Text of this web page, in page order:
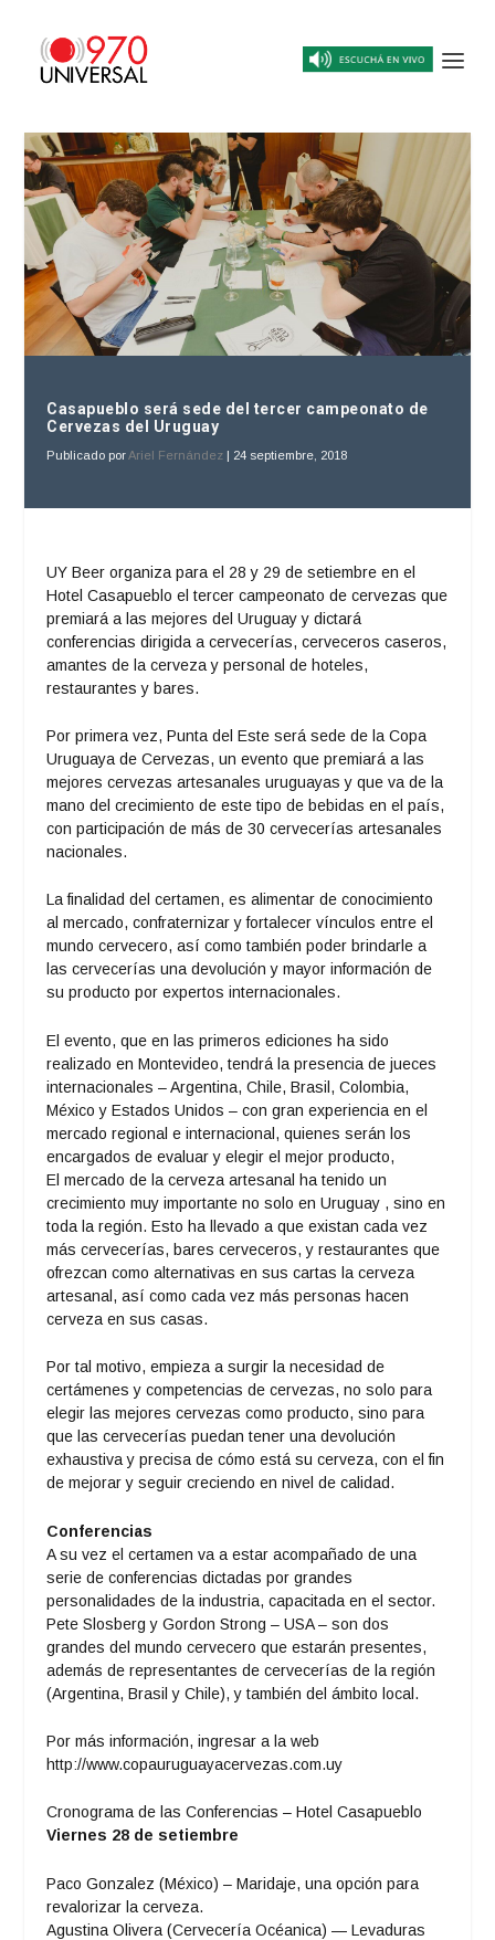
Casapueblo será sede del tercer campeonato de
Cervezas del Uruguay
Publicado porAriel Fernández | 24 septiembre, 2018
UY Beer organiza para el 28 y 29 de setiembre en el
Hotel Casapueblo el tercer campeonato de cervezas que
premiará a las mejores del Uruguay y dictará
conferencias dirigida a cervecerías, cerveceros caseros,
amantes de la cerveza y personal de hoteles,
restaurantes y bares.
Por primera vez, Punta del Este será sede de la Copa
Uruguaya de Cervezas, un evento que premiará a las
mejores cervezas artesanales uruguayas y que va de la
mano del crecimiento de este tipo de bebidas en el país,
con participación de más de 30 cervecerías artesanales
nacionales.
La finalidad del certamen, es alimentar de conocimiento
al mercado, confraternizar y fortalecer vínculos entre el
mundo cervecero, así como también poder brindarle a
las cervecerías una devolución y mayor información de
su producto por expertos internacionales.
El evento, que en las primeros ediciones ha sido
realizado en Montevideo, tendrá la presencia de jueces
internacionales – Argentina, Chile, Brasil, Colombia,
México y Estados Unidos – con gran experiencia en el
mercado regional e internacional, quienes serán los
encargados de evaluar y elegir el mejor producto,
El mercado de la cerveza artesanal ha tenido un
crecimiento muy importante no solo en Uruguay , sino en
toda la región. Esto ha llevado a que existan cada vez
más cervecerías, bares cerveceros, y restaurantes que
ofrezcan como alternativas en sus cartas la cerveza
artesanal, así como cada vez más personas hacen
cerveza en sus casas.
Por tal motivo, empieza a surgir la necesidad de
certámenes y competencias de cervezas, no solo para
elegir las mejores cervezas como producto, sino para
que las cervecerías puedan tener una devolución
exhaustiva y precisa de cómo está su cerveza, con el fin
de mejorar y seguir creciendo en nivel de calidad.
Conferencias
A su vez el certamen va a estar acompañado de una
serie de conferencias dictadas por grandes
personalidades de la industria, capacitada en el sector.
Pete Slosberg y Gordon Strong – USA – son dos
grandes del mundo cervecero que estarán presentes,
además de representantes de cervecerías de la región
(Argentina, Brasil y Chile), y también del ámbito local.
Por más información, ingresar a la web
http://www.copauruguayacervezas.com.uy
Cronograma de las Conferencias – Hotel Casapueblo
Viernes 28 de setiembre
Paco Gonzalez (México) – Maridaje, una opción para
revalorizar la cerveza.
Agustina Olivera (Cervecería Océanica) — Levaduras